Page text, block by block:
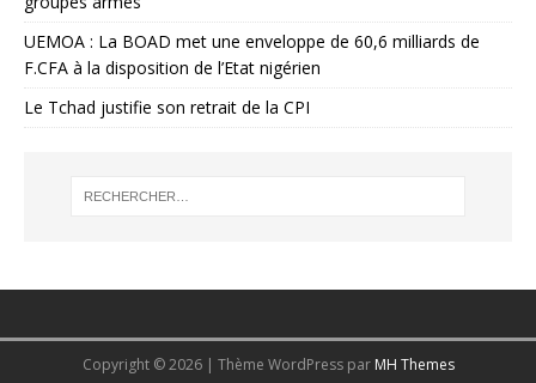
UEMOA : La BOAD met une enveloppe de 60,6 milliards de
F.CFA à la disposition de l’Etat nigérien
Le Tchad justifie son retrait de la CPI
Copyright © 2026 | Thème WordPress par MH Themes